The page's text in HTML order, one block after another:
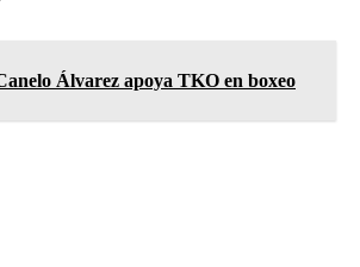
Álvarez apoya TKO en boxeo